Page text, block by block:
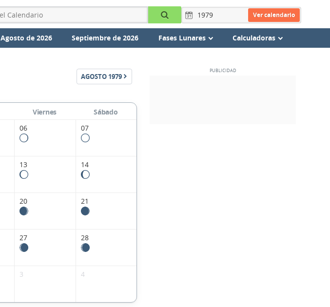
Ver calendario
Agosto de 2026 Septiembre de 2026 Fases Lunares Calculadoras
AGOSTO 1979
Viernes
Sábado
06 07
13 14
20 21
27 28
3 4